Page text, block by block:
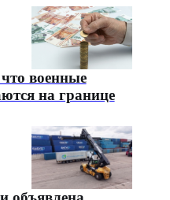
военные
на границе